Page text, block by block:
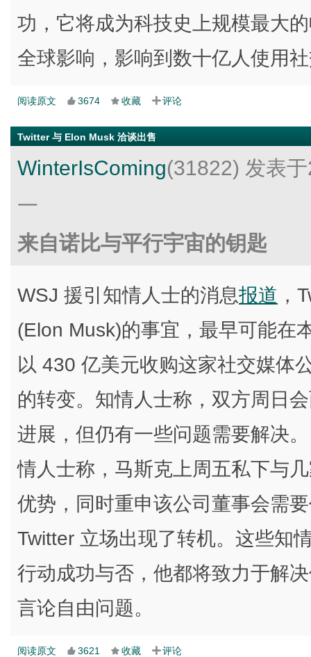
功，它将成为科技史上规模最大
全球影响，影响到数十亿人使用
阅读原文 3674 收藏 评论
Twitter 与 Elon Musk 洽谈出售
WinterIsComing(31822) 发表
一
来自诺比与平行宇宙的钥匙
WSJ 援引知情人士的消息报道 ，
(Elon Musk)的事宜，最早可能在
以 430 亿美元收购这家社交媒体
的转变。知情人士称，双方周日
进展，但仍有一些问题需要解决
情人士称，马斯克上周五私下与
优势，同时重申该公司董事会需
Twitter 立场出现了转机。这些知
行动成功与否，他都将致力于解
言论自由问题。
阅读原文 3621 收藏 评论